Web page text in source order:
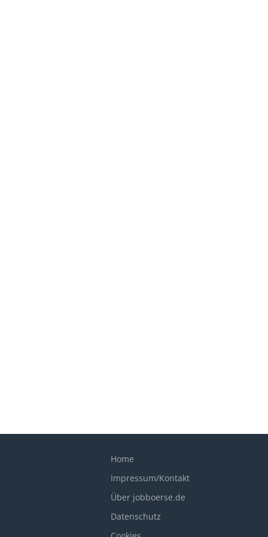
Home
Impressum/Kontakt
Über jobboerse.de
Datenschutz